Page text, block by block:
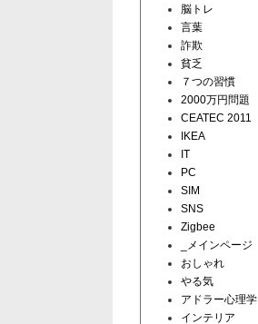
脳トレ
言葉
詐欺
貧乏
７つの習慣
2000万円問題
CEATEC 2011
IKEA
IT
PC
SIM
SNS
Zigbee
_メインページ
おしゃれ
やる気
アドラー心理学
インテリア